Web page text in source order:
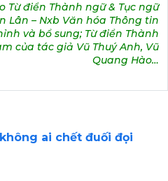
Từ điển Thành ngữ & Tục ngữ
Lân – Nxb Văn hóa Thông tin
và bổ sung; Từ điển Thành
của tác giả Vũ Thuý Anh, Vũ
Quang Hào…
ai chết đuối đọi